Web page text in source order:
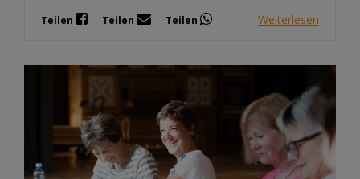
Teilen Teilen Teilen Weiterlesen